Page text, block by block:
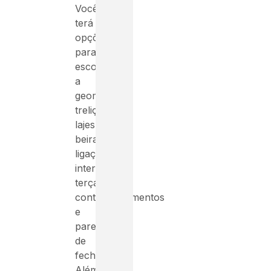
Você
terá
opções
para
escolher
a
geometria,
treliças,
lajes,
beirais,
ligações
internas,
terças,
contraventamentos
e
paredes
de
fechamento.